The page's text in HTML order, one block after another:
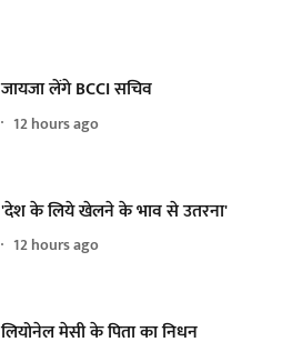
जायजा लेंगे BCCI सचिव
12 hours ago
'देश के लिये खेलने के भाव से उतरना'
12 hours ago
लियोनेल मेसी के पिता का निधन